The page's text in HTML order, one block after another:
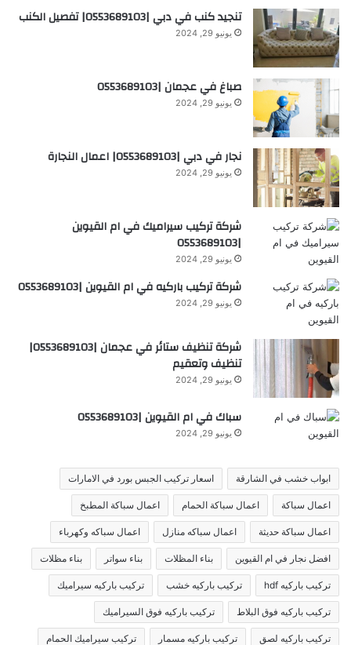
تنجيد كنب في دبي |0553689103| تفصيل الكنب
يونيو 29, 2024
صباغ في عجمان |0553689103
يونيو 29, 2024
نجار في دبي |0553689103| اعمال النجارة
يونيو 29, 2024
شركة تركيب سيراميك في ام القيوين
|0553689103
يونيو 29, 2024
شركة تركيب باركيه في ام القيوين |0553689103
يونيو 29, 2024
شركة تنظيف ستائر في عجمان |0553689103|
تنظيف وتعقيم
يونيو 29, 2024
سباك في ام القيوين |0553689103
يونيو 29, 2024
ابواب خشب في الشارقة اسعار تركيب الجبس بورد في الامارات
اعمال سباكة اعمال سباكة الحمام اعمال سباكة المطبخ
اعمال سباكة حديثة اعمال سباكه منازل اعمال سباكه وكهرباء
افضل نجار في ام القيوين بناء المظلات بناء سواتر بناء مظلات
تركيب باركيه hdf تركيب باركيه خشب تركيب باركيه سيراميك
تركيب باركيه فوق البلاط تركيب باركيه فوق السيراميك
تركيب باركيه لصق تركيب باركيه مسمار تركيب سيراميك الحمام